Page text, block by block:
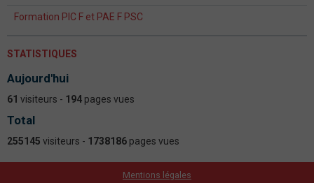
Formation PIC F et PAE F PSC
STATISTIQUES
Aujourd'hui
61 visiteurs - 194 pages vues
Total
255145 visiteurs - 1738186 pages vues
Mentions légales